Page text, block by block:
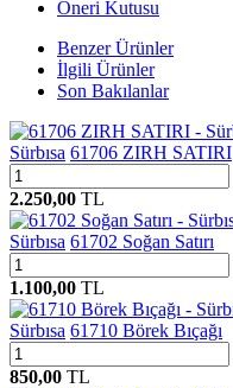
Öneri Kutusu
Benzer Ürünler
İlgili Ürünler
Son Bakılanlar
Sürbısa 61706 ZIRH SATIRI
2.250,00 TL
Sürbısa 61702 Soğan Satırı
1.100,00 TL
Sürbısa 61710 Börek Bıçağı
850,00 TL